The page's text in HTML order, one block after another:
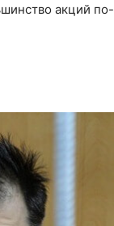
акций по-